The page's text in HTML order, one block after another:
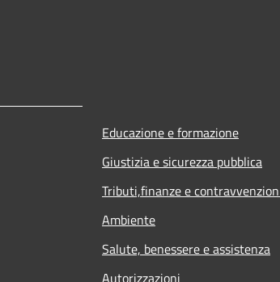
Educazione e formazione
Giustizia e sicurezza pubblica
Tributi,finanze e
Ambiente
Salute, benessere e assistenza
Autorizzazioni